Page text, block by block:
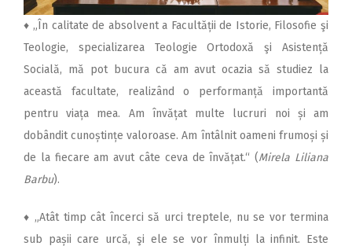
♦ „În calitate de absolvent a Facultății de Istorie, Filosofie şi
Teologie, specializarea Teologie Ortodoxă şi Asistență
Socială, mă pot bucura că am avut ocazia să studiez la
această facultate, realizând o performanță importantă
pentru viața mea. Am învățat multe lucruri noi și am
dobândit cunoștințe valoroase. Am întâlnit oameni frumoși și
de la fiecare am avut câte ceva de învățat.“ (Mirela Liliana
Barbu).
♦ „Atât timp cât încerci să urci treptele, nu se vor termina
sub pașii care urcă, şi ele se vor înmulți la infinit. Este